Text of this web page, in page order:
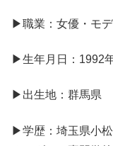
▶職業：女優・モ
▶生年月日：1992
▶出生地：群馬県
▶学歴：埼玉県小